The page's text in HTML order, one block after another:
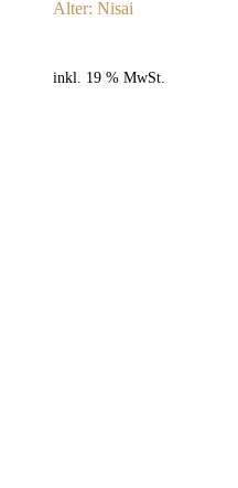
Alter: Nisai
inkl. 19 % MwSt.